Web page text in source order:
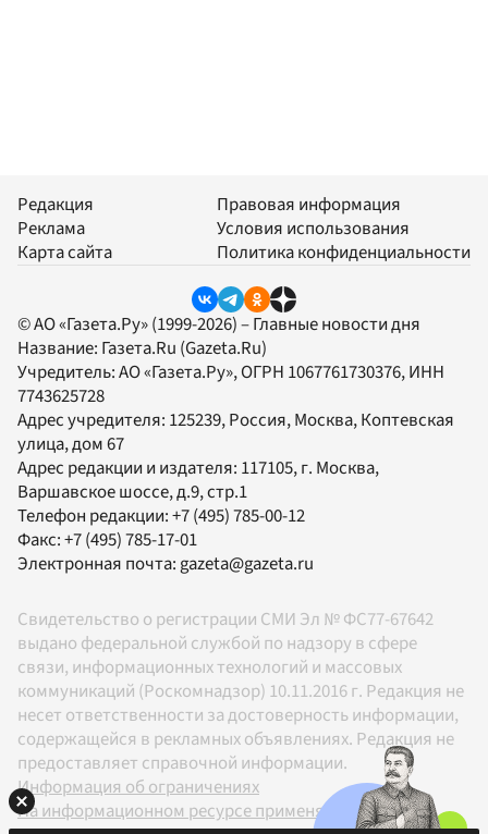
Редакция
Реклама
Карта сайта
Правовая информация
Условия использования
Политика конфиденциальности
© АО «Газета.Ру» (1999-2026) – Главные новости дня
Название: Газета.Ru (Gazeta.Ru)
Учредитель:АО «Газета.Ру», ОГРН 1067761730376, ИНН
7743625728
Адрес учредителя: 125239, Россия, Москва, Коптевская
улица, дом 67
Адрес редакции и издателя: 117105, г. Москва,
Варшавское шоссе, д.9, стр.1
Телефон редакции:+7 (495) 785-00-12
Факс:+7 (495) 785-17-01
Электронная почта:gazeta@gazeta.ru
Свидетельство о регистрации СМИ Эл № ФС77-67642
выдано федеральной службой по надзору в сфере
связи, информационных технологий и массовых
коммуникаций (Роскомнадзор) 10.11.2016 г. Редакция не
несет ответственности за достоверность информации,
содержащейся в рекламных объявлениях. Редакция не
предоставляет справочной информации.
Информация об ограничениях
На информационном ресурсе применяются